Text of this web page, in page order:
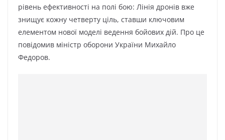
рівень ефективності на полі бою: Лінія дронів вже
знищує кожну четверту ціль, ставши ключовим
елементом нової моделі ведення бойових дій. Про це
повідомив міністр оборони України Михайло
Федоров.